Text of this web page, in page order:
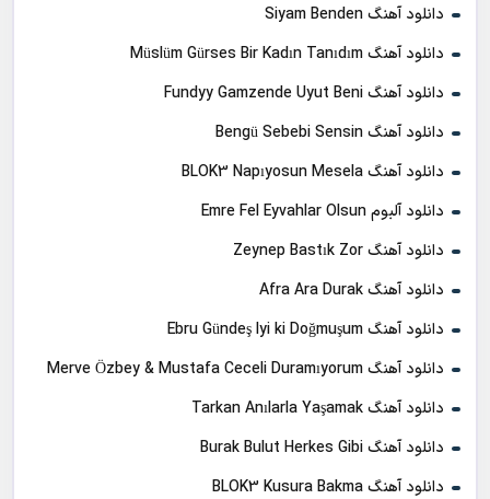
دانلود آهنگ Siyam Benden
دانلود آهنگ Müslüm Gürses Bir Kadın Tanıdım
دانلود آهنگ Fundyy Gamzende Uyut Beni
دانلود آهنگ Bengü Sebebi Sensin
دانلود آهنگ BLOK3 Napıyosun Mesela
دانلود آلبوم Emre Fel Eyvahlar Olsun
دانلود آهنگ Zeynep Bastık Zor
دانلود آهنگ Afra Ara Durak
دانلود آهنگ Ebru Gündeş Iyi ki Doğmuşum
دانلود آهنگ Merve Özbey & Mustafa Ceceli Duramıyorum
دانلود آهنگ Tarkan Anılarla Yaşamak
دانلود آهنگ Burak Bulut Herkes Gibi
دانلود آهنگ BLOK3 Kusura Bakma